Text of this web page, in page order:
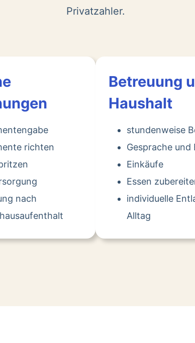
Privatzahler.
richten
nach
Betreuung
Haushalt
stundenweise
Gesprache und
Einkäufe
Essen
individuelle
Alltag